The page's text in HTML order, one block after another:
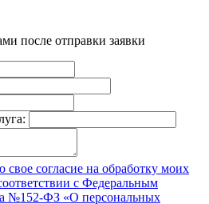
после отправки заявки
согласие на обработку моих
с Федеральным
№152-ФЗ «О персональных